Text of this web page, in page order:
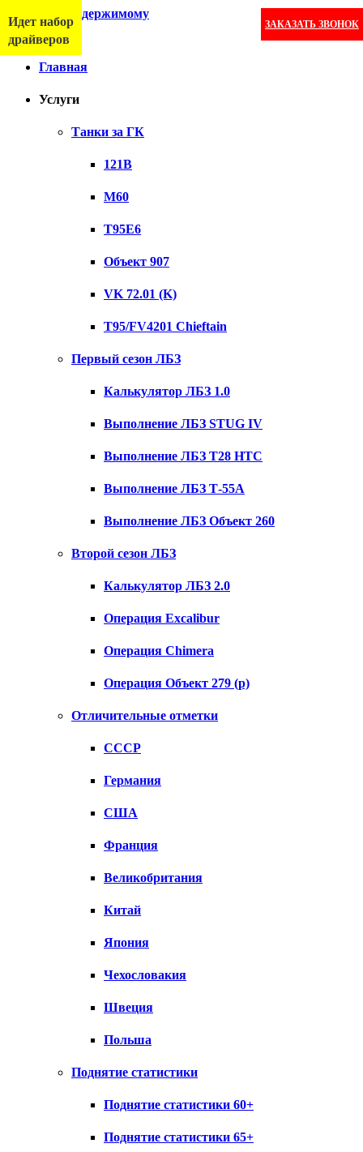
Перейти к содержимому
ЗАКАЗАТЬ ЗВОНОК
Меню
Главная
Услуги
Танки за ГК
121B
M60
T95E6
Объект 907
VK 72.01 (K)
T95/FV4201 Chieftain
Первый сезон ЛБЗ
Калькулятор ЛБЗ 1.0
Выполнение ЛБЗ STUG IV
Выполнение ЛБЗ T28 HTC
Выполнение ЛБЗ Т-55А
Выполнение ЛБЗ Объект 260
Второй сезон ЛБЗ
Калькулятор ЛБЗ 2.0
Операция Excalibur
Операция Chimera
Операция Объект 279 (р)
Отличительные отметки
СССР
Германия
США
Франция
Великобритания
Китай
Япония
Чехословакия
Швеция
Польша
Поднятие статистики
Поднятие статистики 60+
Поднятие статистики 65+
Идет набор
драйверов